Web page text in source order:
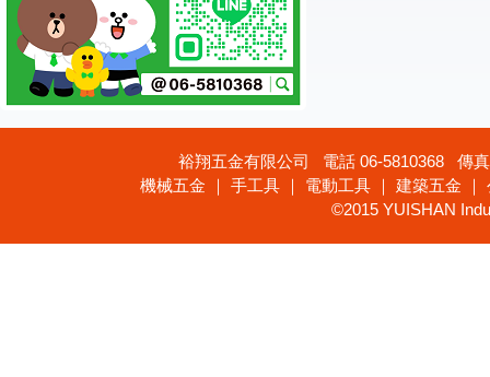
裕翔五金有限公司 電話 06-5810368 傳
機械五金 ｜ 手工具 ｜ 電動工具 ｜ 建築五金
©2015 YUISHAN